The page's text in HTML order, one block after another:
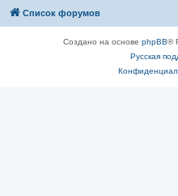
Список форумов
Создано на основе phpBB®
Русская